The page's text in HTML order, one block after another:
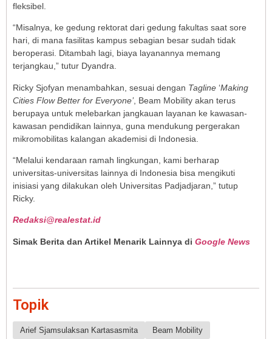
fleksibel.
“Misalnya, ke gedung rektorat dari gedung fakultas saat sore
hari, di mana fasilitas kampus sebagian besar sudah tidak
beroperasi. Ditambah lagi, biaya layanannya memang
terjangkau,” tutur Dyandra.
Ricky Sjofyan menambahkan, sesuai dengan Tagline ‘Making
Cities Flow Better for Everyone’, Beam Mobility akan terus
berupaya untuk melebarkan jangkauan layanan ke kawasan-
kawasan pendidikan lainnya, guna mendukung pergerakan
mikromobilitas kalangan akademisi di Indonesia.
“Melalui kendaraan ramah lingkungan, kami berharap
universitas-universitas lainnya di Indonesia bisa mengikuti
inisiasi yang dilakukan oleh Universitas Padjadjaran,” tutup
Ricky.
Redaksi@realestat.id
Simak Berita dan Artikel Menarik Lainnya di Google News
Topik
Arief Sjamsulaksan Kartasasmita Beam Mobility